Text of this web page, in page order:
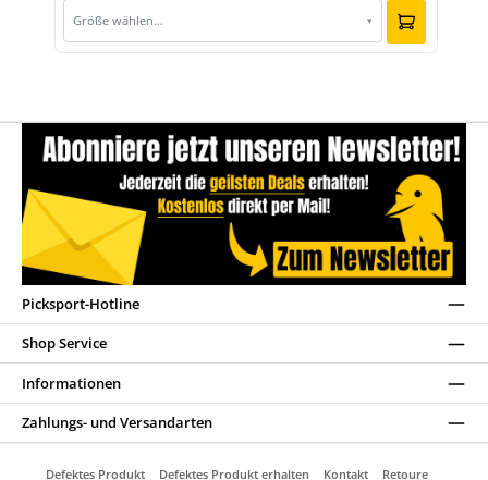
Größe wählen… ▾
Picksport-Hotline
Shop Service
Informationen
Zahlungs- und Versandarten
Defektes Produkt Defektes Produkt erhalten Kontakt Retoure